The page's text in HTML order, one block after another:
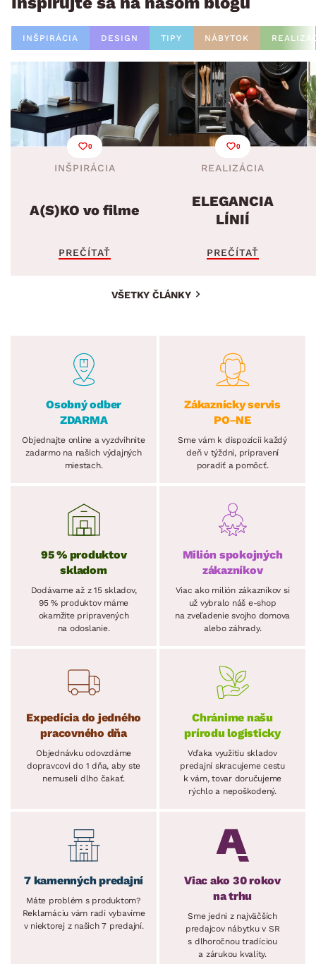
INŠPIRÁCIA DESIGN TIPY NÁBYTOK
0
INŠPIRÁCIA
A(S)KO vo filme
PREČÍTAŤ
0
REALIZÁCIA
ELEGANCIA
LÍNIÍ
PREČÍTAŤ
VŠETKY ČLÁNKY
Osobný odber
ZDARMA
Objednajte online a vyzdvihnite
zadarmo na našich výdajných
miestach.
Zákaznícky servis
PO–NE
Sme vám k dispozícii každý
deň v týždni, pripravení
poradiť a pomôcť.
95 % produktov
skladom
Dodávame až z 15 skladov,
95 % produktov máme
okamžite pripravených
na odoslanie.
Milión spokojných
zákazníkov
Viac ako milión zákazníkov si
už vybralo náš e-shop
na zveľadenie svojho domova
alebo záhrady.
Expedícia do jedného
pracovného dňa
Objednávku odovzdáme
dopravcovi do 1 dňa, aby ste
nemuseli dlho čakať.
Chránime našu
prírodu logisticky
Vďaka využitiu skladov
predajní skracujeme cestu
k vám, tovar doručujeme
rýchlo a nepoškodený.
7 kamenných predajní
Máte problém s produktom?
Reklamáciu vám radi vybavíme
v niektorej z našich 7 predajní.
Viac ako 30 rokov
na trhu
Sme jedni z najväčších
predajcov nábytku v SR
s dlhoročnou tradíciou
a zárukou kvality.